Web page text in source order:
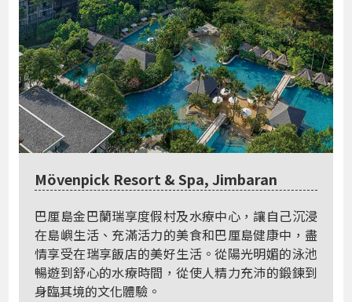
Mövenpick Resort & Spa, Jimbaran
巴厘島金巴蘭瑞享度假村及水療中心，讓自己沉浸
在島嶼生活、充滿活力的美食和巴厘島健康中，盡
情享受在瑞享飯店的美好生活。從陽光明媚的泳池
暢遊到舒心的水療時間，從使人精力充沛的鍛鍊到
身臨其境的文化體驗。